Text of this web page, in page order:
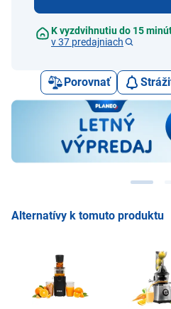
K vyzdvihnutiu do 15
v 37 predajniach
Porovnať
Alternatívy k tomuto produktu